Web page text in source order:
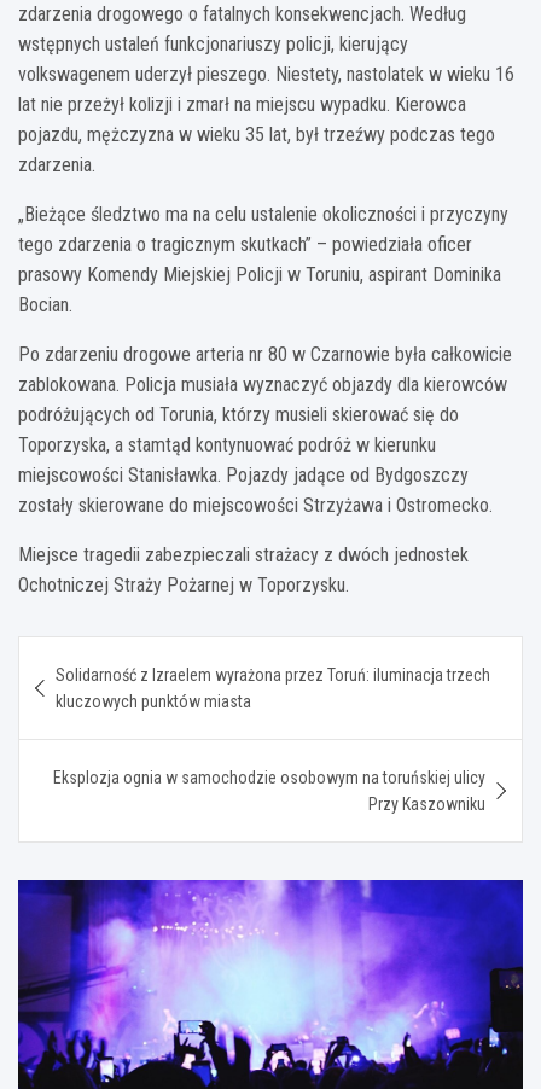
zdarzenia drogowego o fatalnych konsekwencjach. Według
wstępnych ustaleń funkcjonariuszy policji, kierujący
volkswagenem uderzył pieszego. Niestety, nastolatek w wieku 16
lat nie przeżył kolizji i zmarł na miejscu wypadku. Kierowca
pojazdu, mężczyzna w wieku 35 lat, był trzeźwy podczas tego
zdarzenia.
„Bieżące śledztwo ma na celu ustalenie okoliczności i przyczyny
tego zdarzenia o tragicznym skutkach” – powiedziała oficer
prasowy Komendy Miejskiej Policji w Toruniu, aspirant Dominika
Bocian.
Po zdarzeniu drogowe arteria nr 80 w Czarnowie była całkowicie
zablokowana. Policja musiała wyznaczyć objazdy dla kierowców
podróżujących od Torunia, którzy musieli skierować się do
Toporzyska, a stamtąd kontynuować podróż w kierunku
miejscowości Stanisławka. Pojazdy jadące od Bydgoszczy
zostały skierowane do miejscowości Strzyżawa i Ostromecko.
Miejsce tragedii zabezpieczali strażacy z dwóch jednostek
Ochotniczej Straży Pożarnej w Toporzysku.
wpisu
Solidarność z Izraelem wyrażona przez Toruń: iluminacja trzech
kluczowych punktów miasta
Eksplozja ognia w samochodzie osobowym na toruńskiej ulicy
Przy Kaszowniku